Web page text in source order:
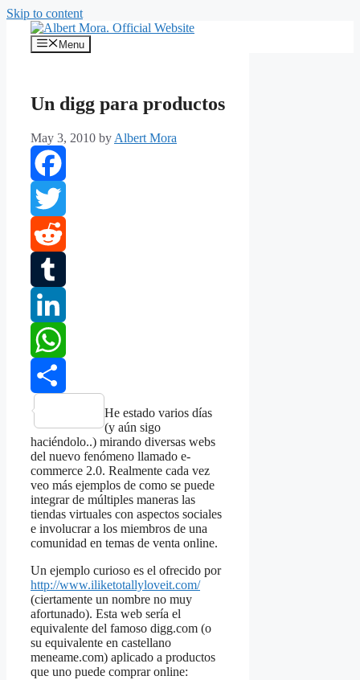
Skip to content
Menu
Un digg para productos
May 3, 2010 by Albert Mora
Facebook
Twitter
Reddit
Tumblr
LinkedIn
WhatsApp
Share
He estado varios días
(y aún sigo
haciéndolo..) mirando diversas webs
del nuevo fenómeno llamado e-
commerce 2.0. Realmente cada vez
veo más ejemplos de como se puede
integrar de múltiples maneras las
tiendas virtuales con aspectos sociales
e involucrar a los miembros de una
comunidad en temas de venta online.
Un ejemplo curioso es el ofrecido por
http://www.iliketotallyloveit.com/
(ciertamente un nombre no muy
afortunado). Esta web sería el
equivalente del famoso digg.com (o
su equivalente en castellano
meneame.com) aplicado a productos
que uno puede comprar online: